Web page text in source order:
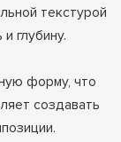
текстурой
глубину.
форму, что
создавать